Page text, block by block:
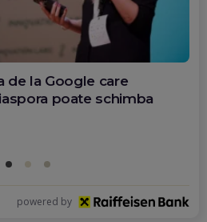
de la Google care
poate schimba
powered by